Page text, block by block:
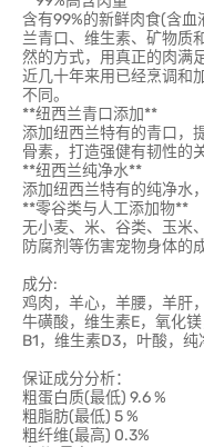
含有99%的新鲜肉食(含血
兰青口、维生素、矿物质
然的方式，用真正的肉满
近几十年来用已经烹调和
不同。
**纽西兰青口添加**
添加纽西兰特有的青口，
骨素，打造强健有韧性的
**纽西兰纯净水**
添加纽西兰特有的纯净水
**零谷类与人工添加物**
无小麦、米、谷类、玉米
防腐剂等伤害宠物身体的
成分:
鸡肉，羊心，羊腰，羊肝
牛磺酸，维生素E，氧化
B1，维生素D3，叶酸，纯
保证成分分析：
粗蛋白质(最低) 9.6 %
粗脂肪(最低) 5 %
粗纤维(最高) 0.3%